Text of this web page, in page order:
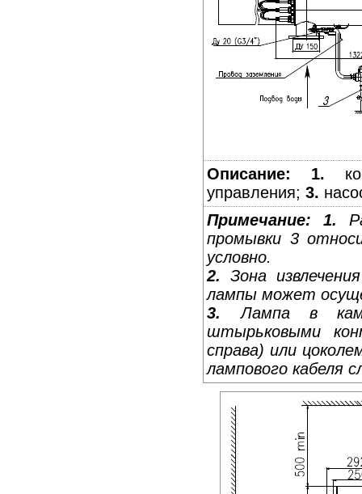
Описание: 1.
управления;3.
Примечание:
1.
промывки 3
условно.
2.
Зона
лампы может
3.
Лампа в
штырьковыми
справа) или
лампового кабеля